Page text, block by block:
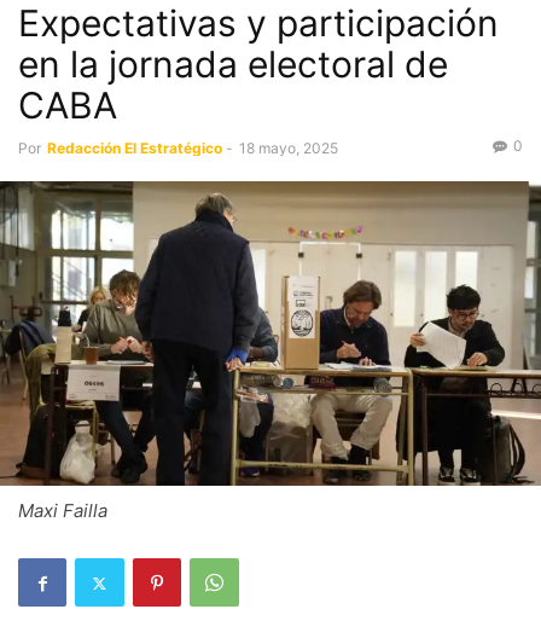
Expectativas y participación
en la jornada electoral de
CABA
Por Redacción El Estratégico - 18 mayo, 2025 0
Maxi Failla